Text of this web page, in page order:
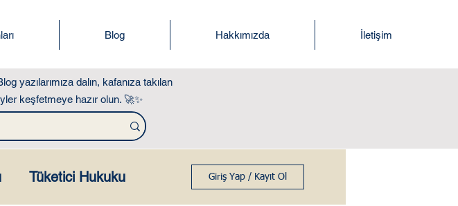
Blog Hakkımızda İletişim
yazılarımıza dalın, kafanıza takılan
keşfetmeye hazır olun. 🚀✨
Tüketici Hukuku Giriş Yap / Kayıt Ol